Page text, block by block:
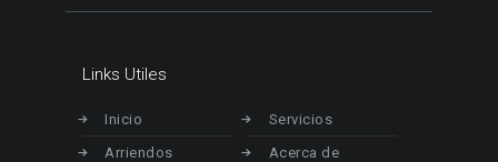
Links Utiles
Inicio
Servicios
Arriendos
Acerca de